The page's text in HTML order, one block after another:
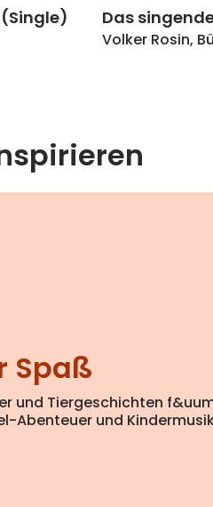
Das
Volker Rosin,
Spaß
und Tiergeschichten
Abenteuer und